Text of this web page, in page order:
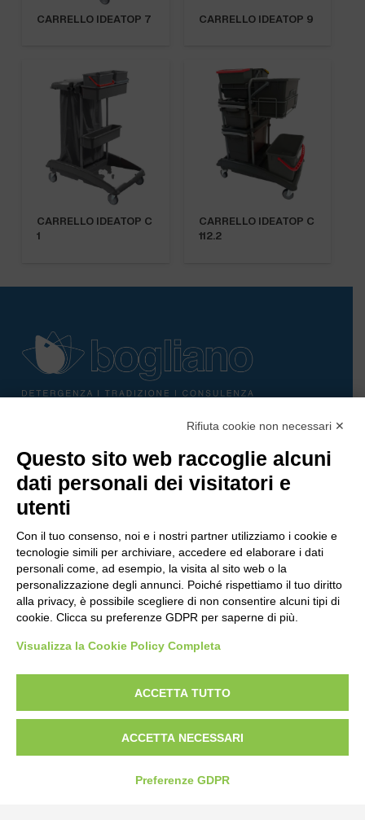
CARRELLO IDEATOP 7 CARRELLO IDEATOP 9
CARRELLO IDEATOP C
1
CARRELLO IDEATOP C
112.2
Strada Statale 231 Alba-Bra
Borgo San Martino 44, 12060 Pocapaglia CN
Tel:0172-478161
Fax: 0172-487399
info@bogliano.it
Privacy Policy
Modifica preferenze cookie
Rifiuta cookie non necessari ✕
Questo sito web raccoglie alcuni
dati personali dei visitatori e
utenti
Con il tuo consenso, noi e i nostri partner utilizziamo i cookie e
tecnologie simili per archiviare, accedere ed elaborare i dati
personali come, ad esempio, la visita al sito web o la
personalizzazione degli annunci. Poiché rispettiamo il tuo diritto
alla privacy, è possibile scegliere di non consentire alcuni tipi di
cookie. Clicca su preferenze GDPR per saperne di più.
Visualizza la Cookie Policy Completa
ACCETTA TUTTO
ACCETTA NECESSARI
Preferenze GDPR